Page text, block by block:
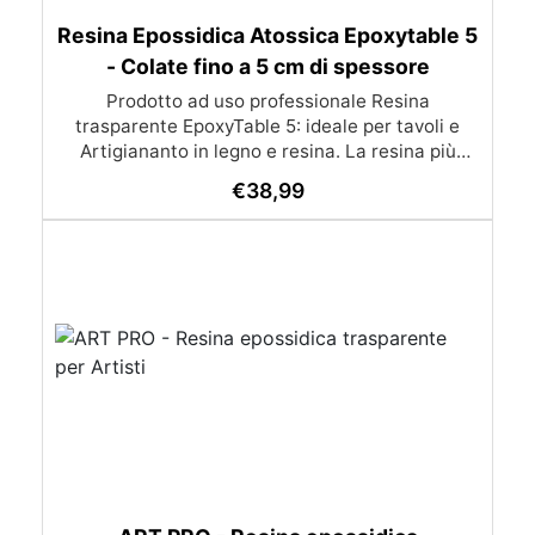
Resina Epossidica Atossica Epoxytable 5
- Colate fino a 5 cm di spessore
Prodotto ad uso professionale Resina
trasparente EpoxyTable 5: ideale per tavoli e
Artigiananto in legno e resina. La resina più
perfetta per colate di alto spessore fino a 5 cm.
Applicazioni Principali: Realizzazione di tavoli in
monete, pietre, ecc) Colate riempitive in
spessore dentro stampi e cassaforme
Caratteristiche principali: ✅ Bassissima
Bassa viscosità per eliminare le bolle d’aria e
€38,99